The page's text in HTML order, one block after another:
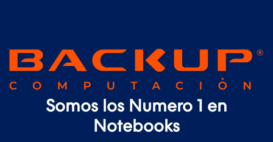
Somos los Numero 1 en
Notebooks